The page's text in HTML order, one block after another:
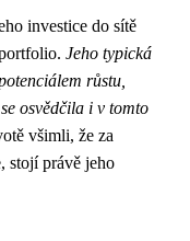
investice do sítě
Jeho typická
růstu,
osvědčila i v tomto
všimli, že za
stojí právě jeho